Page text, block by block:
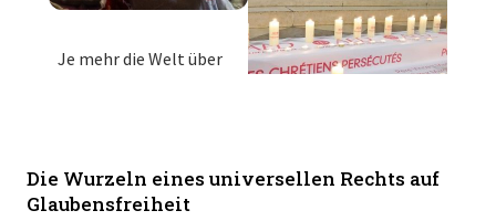
Die Wurzeln eines universellen Rechts auf
Glaubensfreiheit